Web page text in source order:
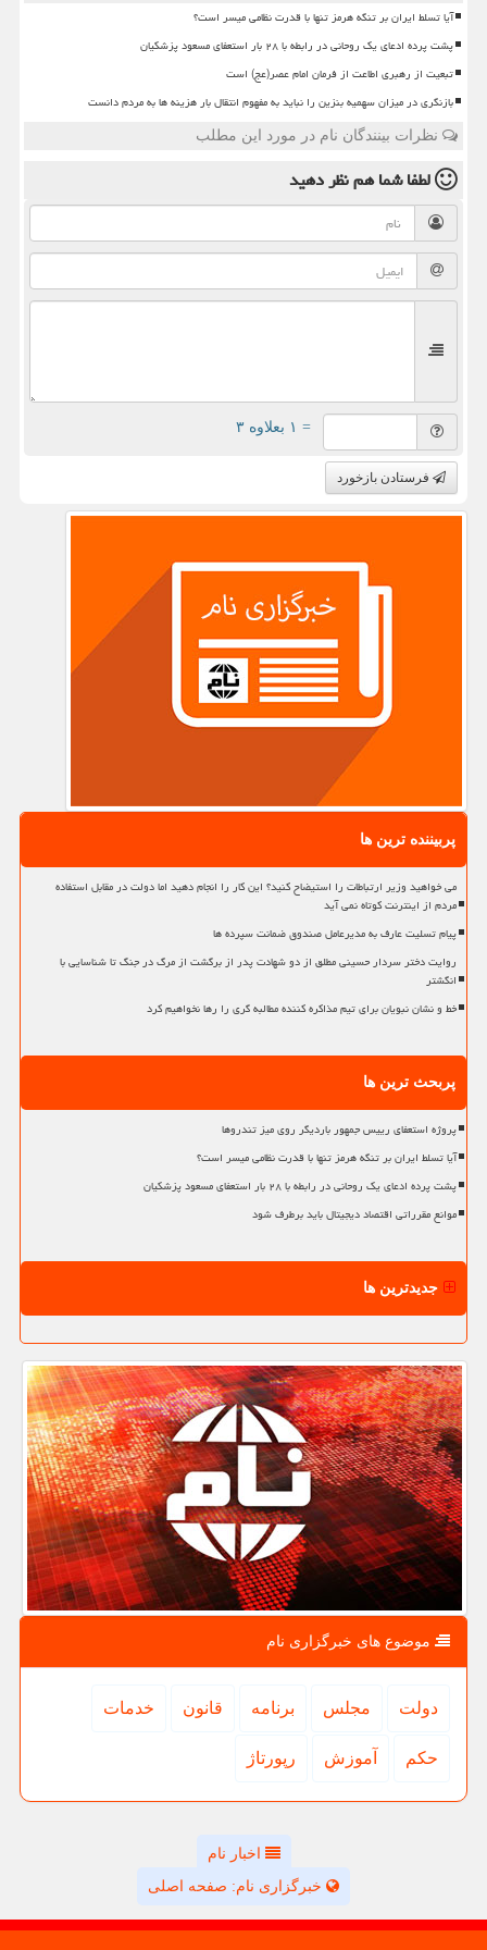
آیا تسلط ایران بر تنگه هرمز تنها با قدرت نظامی میسر است؟
پشت پرده ادعای یک روحانی در رابطه با ۲۸ بار استعفای مسعود پزشکیان
تبعیت از رهبری اطاعت از فرمان امام عصر(عج) است
بازنگری در میزان سهمیه بنزین را نباید به مفهوم انتقال بار هزینه ها به مردم دانست
نظرات بینندگان نام در مورد این مطلب
لطفا شما همنظر دهید
فرستادن بازخورد
پربیننده ترین ها
می خواهید وزیر ارتباطات را استیضاح کنید؟ این کار را انجام دهید اما دولت در مقابل استفاده
مردم از اینترنت کوتاه نمی آید
پیام تسلیت عارف به مدیرعامل صندوق ضمانت سپرده ها
روایت دختر سردار حسینی مطلق از دو شهادت پدر از برگشت از مرگ در جنگ تا شناسایی با
انگشتر
خط و نشان نبویان برای تیم مذاکره کننده مطالبه گری را رها نخواهیم کرد
پربحث ترین ها
پروژه استعفای رییس جمهور باردیگر روی میز تندروها
آیا تسلط ایران بر تنگه هرمز تنها با قدرت نظامی میسر است؟
پشت پرده ادعای یک روحانی در رابطه با ۲۸ بار استعفای مسعود پزشکیان
موانع مقرراتی اقتصاد دیجیتال باید برطرف شود
جدیدترین ها
موضوع های خبرگزاری نام
دولت مجلس برنامه قانون خدمات
حكم آموزش رپورتاژ
اخبار نام
خبرگزاری نام: صفحه اصلی